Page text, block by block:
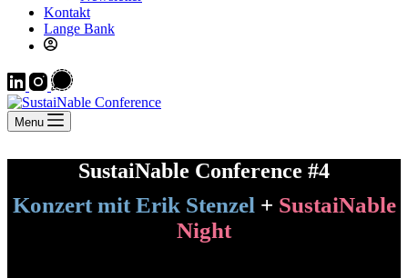
Kontakt
Lange Bank
Menu
SustaiNable Conference #4
Konzert mit Erik Stenzel + SustaiNable
Night